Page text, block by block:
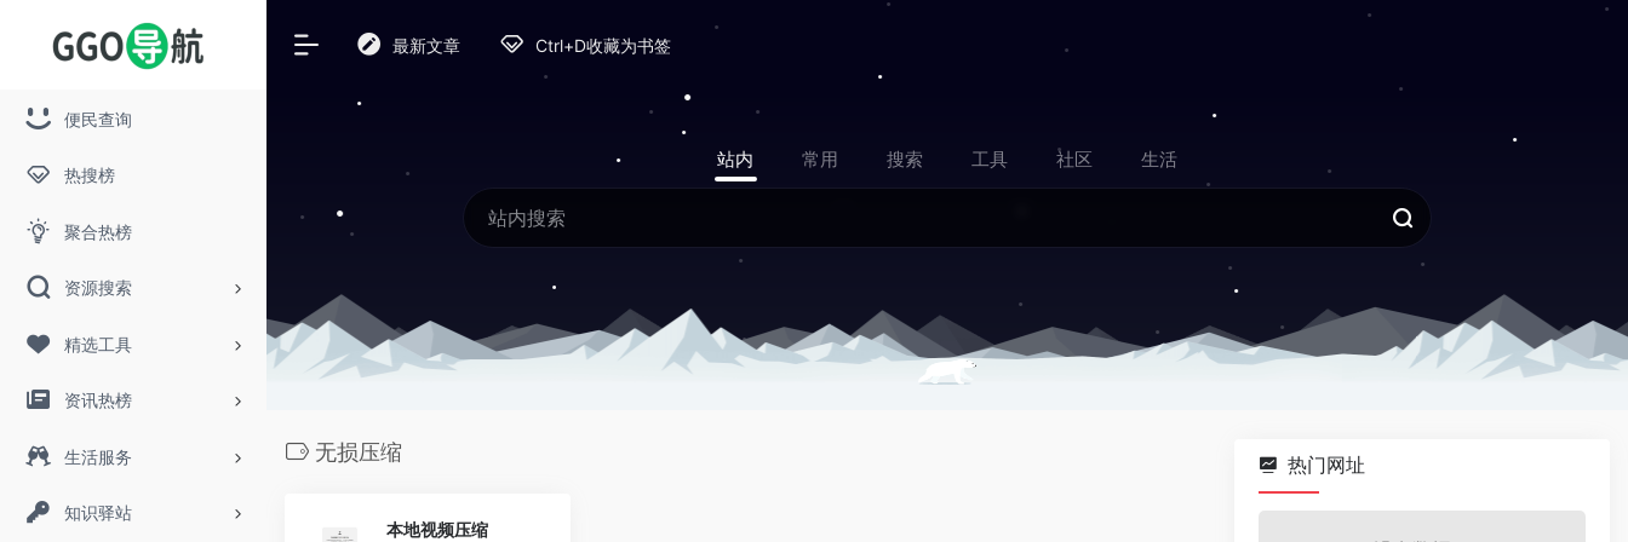
便民查询
热搜榜
聚合热榜
资源搜索
精选工具
资讯热榜
生活服务
知识驿站
最新文章 Ctrl+D收藏为书签
站内 常用 搜索 工具 社区 生活
无损压缩
本地视频压缩
热门网址